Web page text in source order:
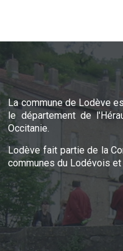
La commune de Lodève
le département de
Occitanie.
Lodève fait partie de la
communes du Lodévois et